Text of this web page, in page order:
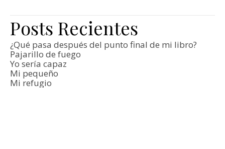
Posts Recientes
¿Qué pasa después del punto final de mi libro?
Pajarillo de fuego
Yo sería capaz
Mi pequeño
Mi refugio